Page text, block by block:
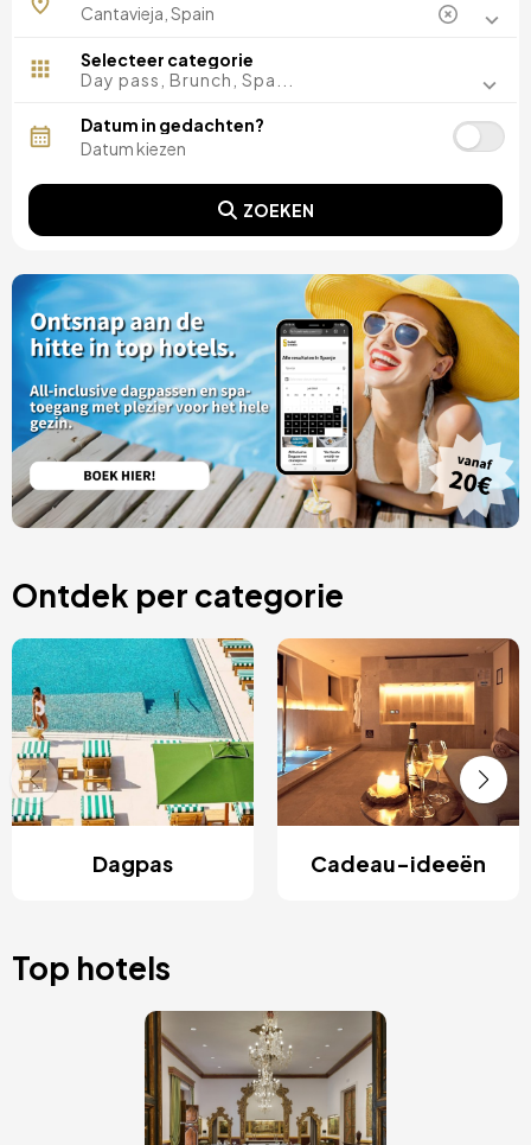
Selecteer categorie
Day pass, Brunch, Spa...
Datum in gedachten?
ZOEKEN
Ontdek per categorie
Dagpas Cadeau-ideeën
Top hotels
Afbeelding